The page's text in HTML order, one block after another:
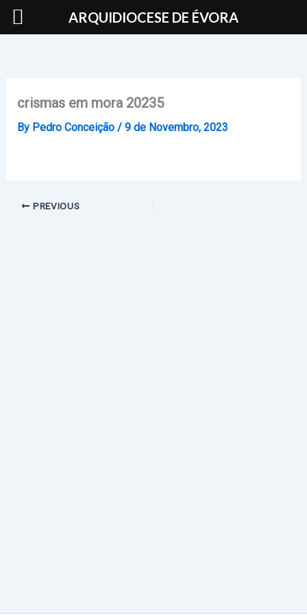
Skip
crismas em mora 20235
By Pedro Conceição / 9 de Novembro, 2023
PREVIOUS
ARQUIDIOCESE DE ÉVORA